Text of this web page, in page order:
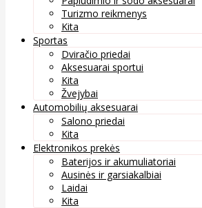
Turizmo reikmenys
Kita
Sportas
Dviračio priedai
Aksesuarai sportui
Kita
Žvejybai
Automobilių aksesuarai
Salono priedai
Kita
Elektronikos prekės
Baterijos ir akumuliatoriai
Ausinės ir garsiakalbiai
Laidai
Kita